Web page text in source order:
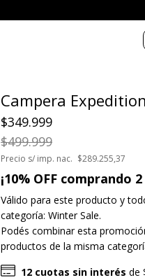
Campera
$349.999
$499.999
Precio s/ imp. nac. $289.255,37
¡10% OFF comprando
Válido para este producto y
categoría: Winter Sale.
Podés combinar esta
productos de la misma
12 cuotas sin interés de